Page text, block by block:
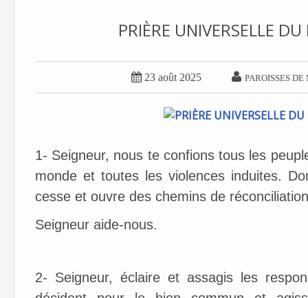
PRIÈRE UNIVERSELLE
 23 août 2025  PAROISSES
1- Seigneur, nous te confions tous les
monde et toutes les violences induites.
cesse et ouvre des chemins de
Seigneur aide-nous.
2- Seigneur, éclaire et assagis les